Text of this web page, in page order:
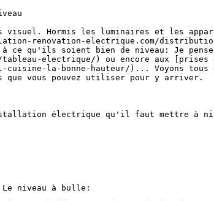
Hormis les luminaires et les
renovation-electrique.com/
qu'ils soient bien de niveau: Je
tableau-electrique/) ou encore aux
cuisine-la-bonne-hauteur/)... Voyons
que vous pouvez utiliser pour y arriver.
électrique qu'il faut mettre à
niveau à bulle: